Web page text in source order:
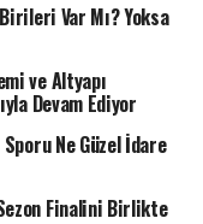
Çağdaş
il şampiyonu
Var Mı? Yoksa
ve Altyapı
Devam Ediyor
Ne Güzel İdare
Finalini Birlikte